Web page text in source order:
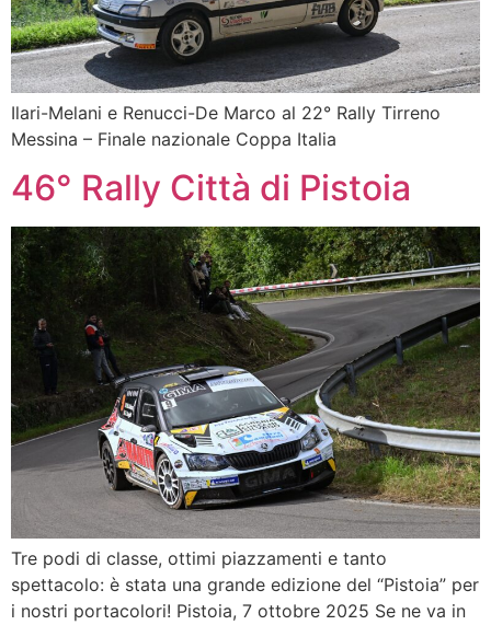
Ilari-Melani e Renucci-De Marco al 22° Rally Tirreno
Messina – Finale nazionale Coppa Italia
46° Rally Città di Pistoia
Tre podi di classe, ottimi piazzamenti e tanto
spettacolo: è stata una grande edizione del “Pistoia” per
i nostri portacolori! Pistoia, 7 ottobre 2025 Se ne va in